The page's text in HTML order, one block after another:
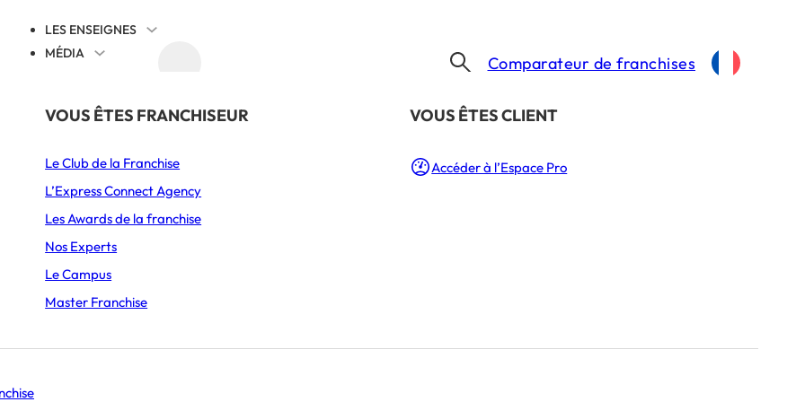
LES ENSEIGNES
PAR SECTEUR
Alimentation
Ameublement & Décoration
Automobile, Moto & Cycle
Beauté & Bien-être
MÉDIA
THÉMATIQUES
Juridique
Cession reprise
International
Comprendre la franchise
S’implanter
Animation et communication
VOUS ÊTES FRANCHISEUR
Le Club de la Franchise
L’Express Connect Agency
Les Awards de la franchise
Nos Experts
Le Campus
Master Franchise
​VOUS ÊTES CLIENT
Accéder à l’Espace Pro
Comparateur de franchises
de local à l’ouverture : nos
réussir votre implantation
commerciale